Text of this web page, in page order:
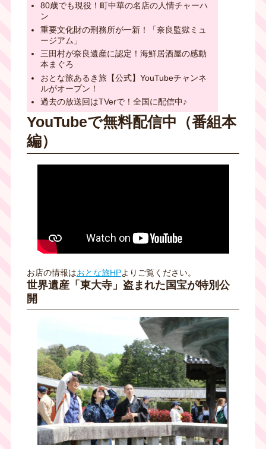
80歳でも現役！町中華の名店の人情チャーハ
ン
重要文化財の刑務所が一新！「奈良監獄ミュ
ージアム」
三田村が奈良遺産に認定！海鮮居酒屋の感動
本まぐろ
おとな旅あるき旅【公式】YouTubeチャンネ
ルがオープン！
過去の放送回はTVerで！全国に配信中♪
YouTubeで無料配信中（番組本
編）
お店の情報はおとな旅HPよりご覧ください。
世界遺産「東大寺」盗まれた国宝が特別公
開